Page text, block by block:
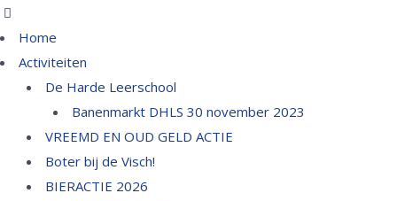
Home
Activiteiten
De Harde Leerschool
Banenmarkt DHLS 30 november 2023
VREEMD EN OUD GELD ACTIE
Boter bij de Visch!
BIERACTIE 2026